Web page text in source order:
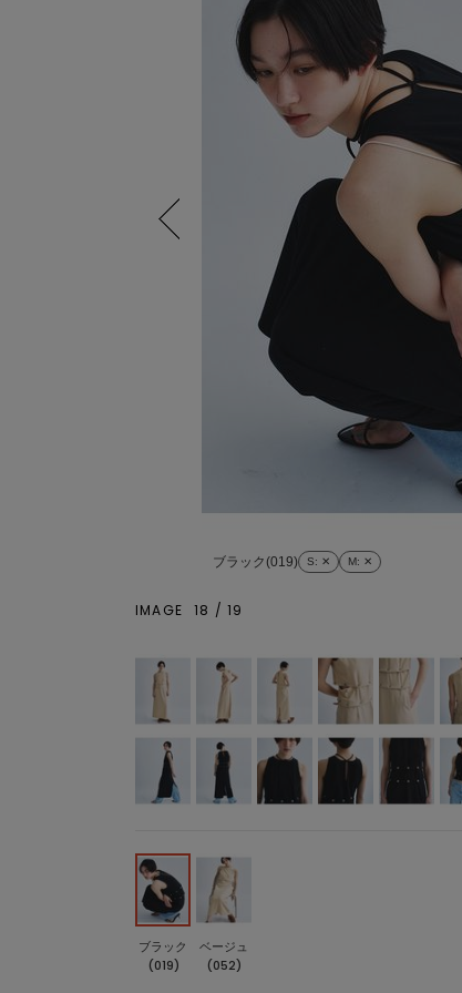
ブラック(019) S: ✕ M: ✕
IMAGE 18 /19
ブラック
(019)
ベージュ
(052)